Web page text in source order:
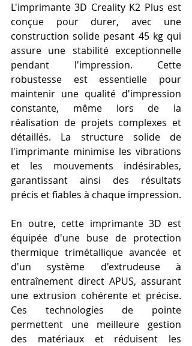
L'imprimante 3D Creality K2 Plus est
conçue pour durer, avec une
construction solide pesant 45 kg qui
assure une stabilité exceptionnelle
pendant l'impression. Cette
robustesse est essentielle pour
maintenir une qualité d'impression
constante, même lors de la
réalisation de projets complexes et
détaillés. La structure solide de
l'imprimante minimise les vibrations
et les mouvements indésirables,
garantissant ainsi des résultats
précis et fiables à chaque impression.
En outre, cette imprimante 3D est
équipée d'une buse de protection
thermique trimétallique avancée et
d'un système d'extrudeuse à
entraînement direct APUS, assurant
une extrusion cohérente et précise.
Ces technologies de pointe
permettent une meilleure gestion
des matériaux et réduisent les